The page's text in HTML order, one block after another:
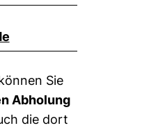
(öffnet Ihr E-Mail-
Sie
Abholung
die dort